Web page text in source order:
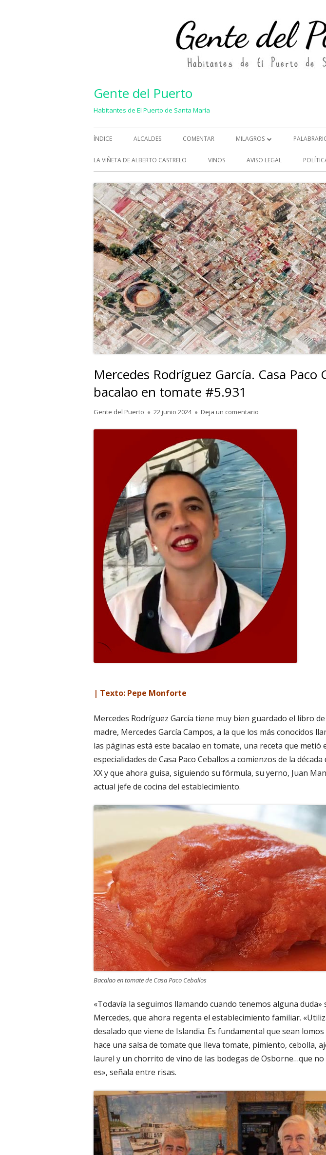
Gente del Puerto
Habitantes de El Puerto de Santa María
Menú
principal
ÍNDICE ALCALDES COMENTAR MILAGROS
MILAGROS (2)
LA VIÑETA DE ALBERTO CASTRELO VINOS AVISO LEGAL
Mercedes Rodríguez García. Casa Paco
bacalao en tomate #5.931
Autor
Gente del Puerto
Publicado
22 junio 2024 Deja un comentario para Mercedes
| Texto: Pepe Monforte
Mercedes Rodríguez García tiene muy bien guardado el libro
madre, Mercedes García Campos, a la que los más conocidos
las páginas está este bacalao en tomate, una receta que metió
especialidades de Casa Paco Ceballos a comienzos de la
XX y que ahora guisa, siguiendo su fórmula, su yerno, Juan
actual jefe de cocina del establecimiento.
Bacalao en tomate de Casa Paco Ceballos
«Todavía la seguimos llamando cuando tenemos alguna duda»
Mercedes, que ahora regenta el establecimiento familiar.
desalado que viene de Islandia. Es fundamental que sean
hace una salsa de tomate que lleva tomate, pimiento, cebolla,
laurel y un chorrito de vino de las bodegas de Osborne…que no
es», señala entre risas.